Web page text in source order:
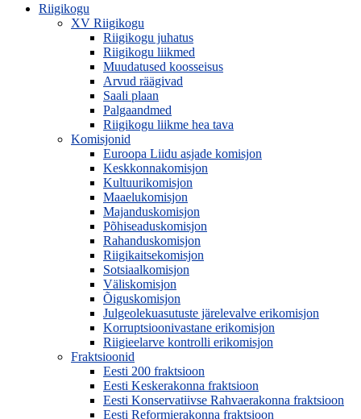
Riigikogu
XV Riigikogu
Riigikogu juhatus
Riigikogu liikmed
Muudatused koosseisus
Arvud räägivad
Saali plaan
Palgaandmed
Riigikogu liikme hea tava
Komisjonid
Euroopa Liidu asjade komisjon
Keskkonnakomisjon
Kultuurikomisjon
Maaelukomisjon
Majanduskomisjon
Põhiseaduskomisjon
Rahanduskomisjon
Riigikaitsekomisjon
Sotsiaalkomisjon
Väliskomisjon
Õiguskomisjon
Julgeolekuasutuste järelevalve erikomisjon
Korruptsioonivastane erikomisjon
Riigieelarve kontrolli erikomisjon
Fraktsioonid
Eesti 200 fraktsioon
Eesti Keskerakonna fraktsioon
Eesti Konservatiivse Rahvaerakonna fraktsioon
Eesti Reformierakonna fraktsioon